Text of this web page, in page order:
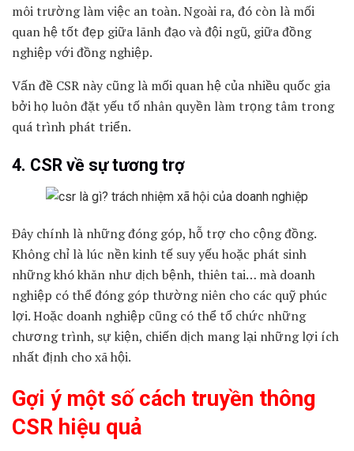
môi trường làm việc an toàn. Ngoài ra, đó còn là mối
quan hệ tốt đẹp giữa lãnh đạo và đội ngũ, giữa đồng
nghiệp với đồng nghiệp.
Vấn đề CSR này cũng là mối quan hệ của nhiều quốc gia
bởi họ luôn đặt yếu tố nhân quyền làm trọng tâm trong
quá trình phát triển.
4. CSR về sự tương trợ
Đây chính là những đóng góp, hỗ trợ cho cộng đồng.
Không chỉ là lúc nền kinh tế suy yếu hoặc phát sinh
những khó khăn như dịch bệnh, thiên tai… mà doanh
nghiệp có thể đóng góp thường niên cho các quỹ phúc
lợi. Hoặc doanh nghiệp cũng có thể tổ chức những
chương trình, sự kiện, chiến dịch mang lại những lợi ích
nhất định cho xã hội.
Gợi ý một số cách truyền thông
CSR hiệu quả